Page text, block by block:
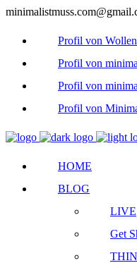
Profil von
Profil von
Profil von
Profil von
HOME
BLOG
LIVE
Get